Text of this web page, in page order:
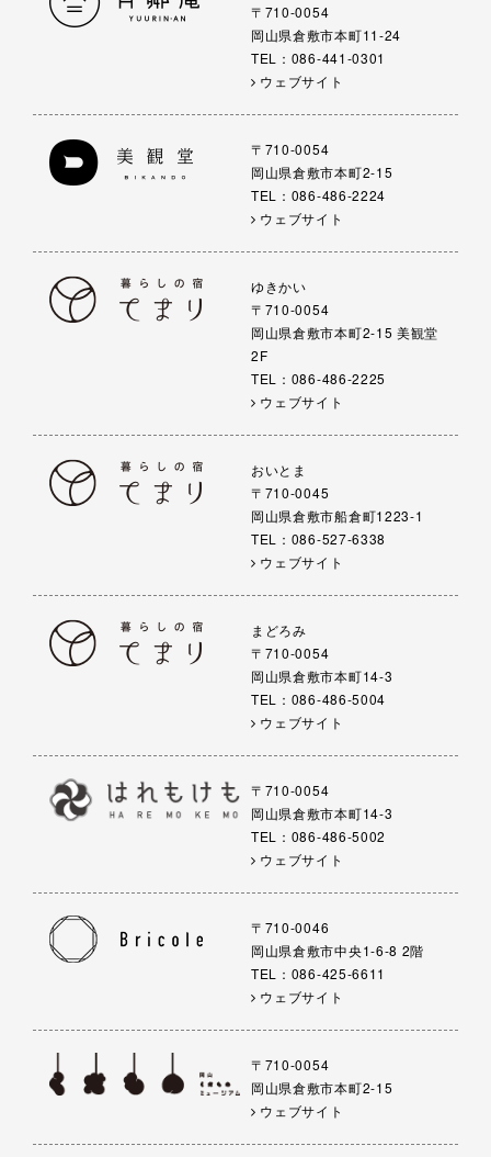
〒710-0054
岡山県倉敷市本町11-24
TEL：086-441-0301
ウェブサイト
〒710-0054
岡山県倉敷市本町2-15
TEL：086-486-2224
ウェブサイト
ゆきかい
〒710-0054
岡山県倉敷市本町2-15 美観堂
2F
TEL：086-486-2225
ウェブサイト
おいとま
〒710-0045
岡山県倉敷市船倉町1223-1
TEL：086-527-6338
ウェブサイト
まどろみ
〒710-0054
岡山県倉敷市本町14-3
TEL：086-486-5004
ウェブサイト
〒710-0054
岡山県倉敷市本町14-3
TEL：086-486-5002
ウェブサイト
〒710-0046
岡山県倉敷市中央1-6-8 2階
TEL：086-425-6611
ウェブサイト
〒710-0054
岡山県倉敷市本町2-15
ウェブサイト